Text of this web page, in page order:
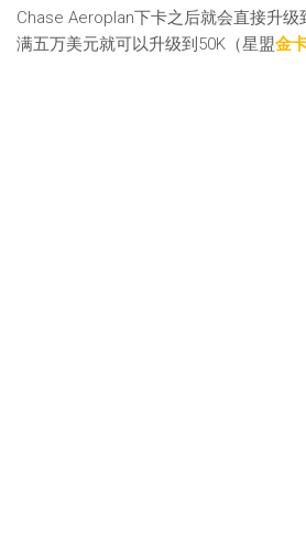
Chase Aeroplan下卡之后就会直接升级
满五万美元就可以升级到50K（星盟金